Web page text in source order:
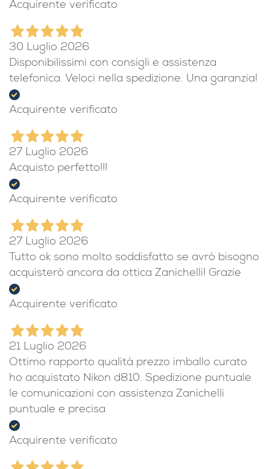
Acquirente verificato
30 Luglio 2026
Disponibilissimi con consigli e assistenza
telefonica. Veloci nella spedizione. Una garanzia!
Acquirente verificato
27 Luglio 2026
Acquisto perfetto!!!
Acquirente verificato
27 Luglio 2026
Tutto ok sono molto soddisfatto se avrò bisogno
acquisterò ancora da ottica Zanichelli! Grazie
Acquirente verificato
21 Luglio 2026
Ottimo rapporto qualità prezzo imballo curato
ho acquistato Nikon d810. Spedizione puntuale
le comunicazioni con assistenza Zanichelli
puntuale e precisa
Acquirente verificato